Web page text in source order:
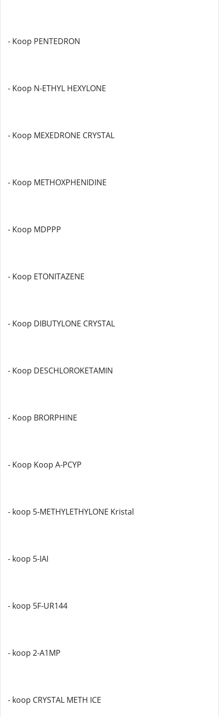
- Koop PENTEDRON
- Koop N-ETHYL HEXYLONE
- Koop MEXEDRONE CRYSTAL
- Koop METHOXPHENIDINE
- Koop MDPPP
- Koop ETONITAZENE
- Koop DIBUTYLONE CRYSTAL
- Koop DESCHLOROKETAMIN
- Koop BRORPHINE
- Koop Koop A-PCYP
- koop 5-METHYLETHYLONE Kristal
- koop 5-IAI
- koop 5F-UR144
- koop 2-A1MP
- koop CRYSTAL METH ICE